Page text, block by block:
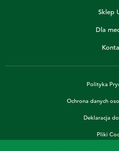
Sklep
Dla
Polityka
Ochrona danych
Deklaracja
Pliki